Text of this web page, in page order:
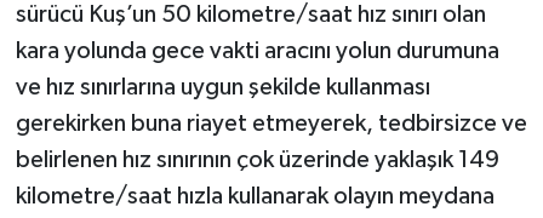
sürücü Kuş’un 50 kilometre/saat hız sınırı olan
kara yolunda gece vakti aracını yolun durumuna
ve hız sınırlarına uygun şekilde kullanması
gerekirken buna riayet etmeyerek, tedbirsizce ve
belirlenen hız sınırının çok üzerinde yaklaşık 149
kilometre/saat hızla kullanarak olayın meydana